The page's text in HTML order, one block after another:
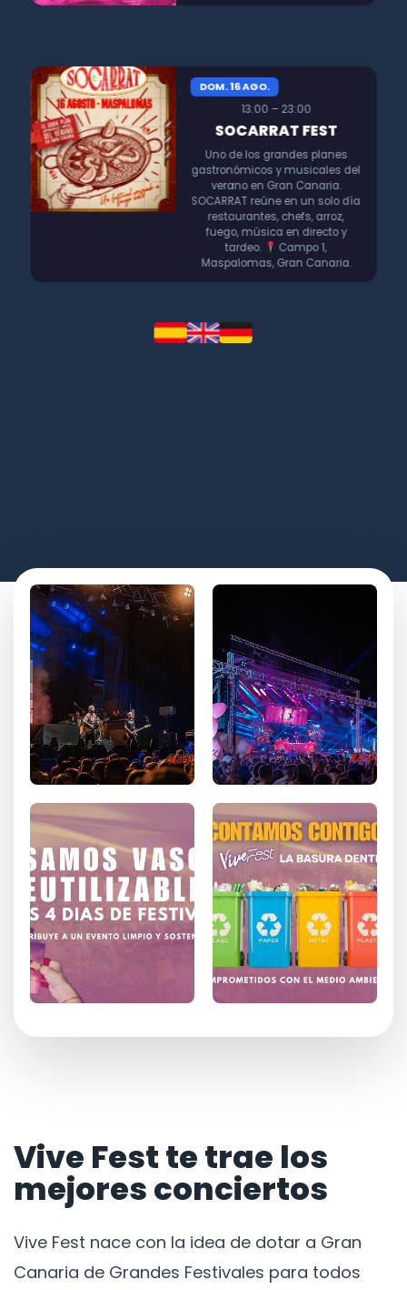
DOM. 16 AGO.
13:00 – 23:00
SOCARRAT FEST
Uno de los grandes planes
gastronómicos y musicales del
verano en Gran Canaria.
SOCARRAT reúne en un solo día
restaurantes, chefs, arroz,
fuego, música en directo y
tardeo.
Campo 1,
Maspalomas, Gran Canaria.
Vive Fest te trae los
mejores conciertos
Vive Fest nace con la idea de dotar a Gran
Canaria de Grandes Festivales para todos